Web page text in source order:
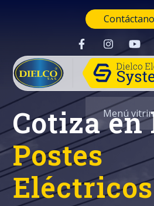
Menú
Cotiza
Postes
Eléctricos